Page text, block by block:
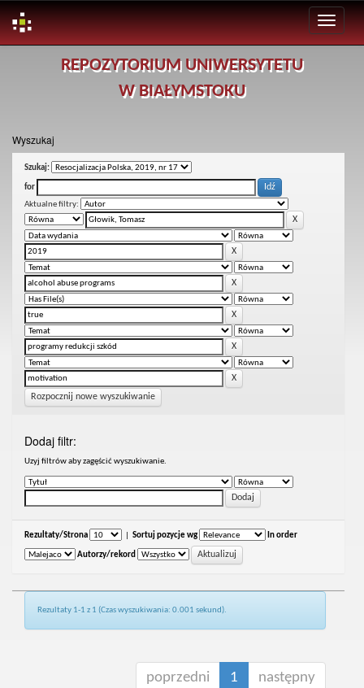
REPOZYTORIUM UNIWERSYTETU
W BIAŁYMSTOKU
Wyszukaj
Szukaj:
for
Aktualne filtry:
Rozpocznij nowe wyszukiwanie
Dodaj filtr:
Uzyj filtrów aby zagęścić wyszukiwanie.
Rezultaty/Strona Sortuj pozycje wg In order
Autorzy/rekord
Rezultaty 1-1 z 1 (Czas wyszukiwania: 0.001 sekund).
poprzedni 1 następny